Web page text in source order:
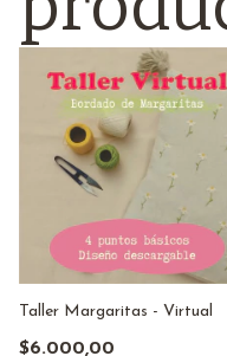
Taller Margaritas - Virtual
$6.000,00